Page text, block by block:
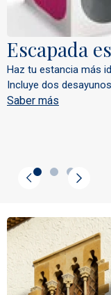
Escapada
Haz tu estancia más
Incluye dos
Saber más